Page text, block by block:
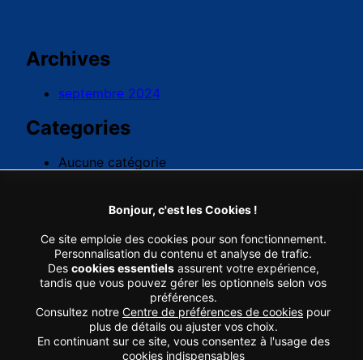
Archives
septembre 2024
Categories
Aucune catégorie
© 2026 FLOWER - TOUS DROITS RÉSERVÉS - RÉALISÉ PAR
AGENCE WEB & ADS GEEK TONIC
Bonjour, c'est les Cookies !
Ce site emploie des cookies pour son fonctionnement.
Personnalisation du contenu et analyse de trafic.
Des cookies essentielsassurent votre expérience,
tandis que vous pouvez gérer les optionnels selon vos
préférences.
Consultez notre Centre de préférences de cookies pour
plus de détails ou ajuster vos choix.
En continuant sur ce site, vous consentez à l'usage des
cookies indispensables